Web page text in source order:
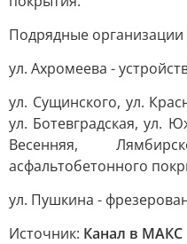
Подрядные организации
ул. Ахромеева -
ул. Сущинского, ул.
ул. Ботевградская, ул.
Весенняя,
асфальтобетонного
ул. Пушкина -
Источник: Канал в